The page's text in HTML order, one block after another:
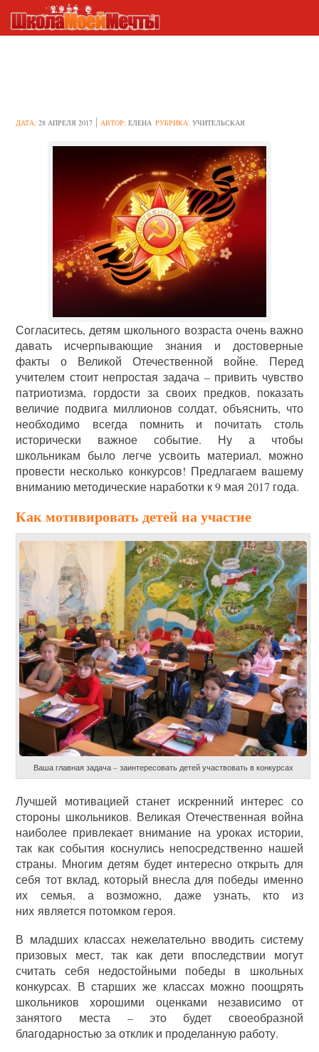
ДАТА:28 АПРЕЛЯ 2017 АВТОР:ЕЛЕНА РУБРИКА:УЧИТЕЛЬСКАЯ
Согласитесь, детям школьного возраста очень важно
давать исчерпывающие знания и достоверные
факты о Великой Отечественной войне. Перед
учителем стоит непростая задача – привить чувство
патриотизма, гордости за своих предков, показать
величие подвига миллионов солдат, объяснить, что
необходимо всегда помнить и почитать столь
исторически важное событие. Ну а чтобы
школьникам было легче усвоить материал, можно
провести несколько конкурсов! Предлагаем вашему
вниманию методические наработки к 9 мая 2017 года.
Как мотивировать детей на участие
Ваша главная задача – заинтересовать детей участвовать в конкурсах
Лучшей мотивацией станет искренний интерес со
стороны школьников. Великая Отечественная война
наиболее привлекает внимание на уроках истории,
так как события коснулись непосредственно нашей
страны. Многим детям будет интересно открыть для
себя тот вклад, который внесла для победы именно
их семья, а возможно, даже узнать, кто из
них является потомком героя.
В младших классах нежелательно вводить систему
призовых мест, так как дети впоследствии могут
считать себя недостойными победы в школьных
конкурсах. В старших же классах можно поощрять
школьников хорошими оценками независимо от
занятого места – это будет своеобразной
благодарностью за отклик и проделанную работу.